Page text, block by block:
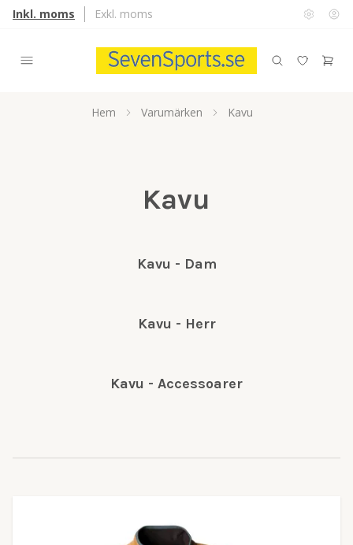
Inkl. moms Exkl. moms
Hem Varumärken Kavu
Kavu
Kavu - Dam
Kavu - Herr
Kavu - Accessoarer